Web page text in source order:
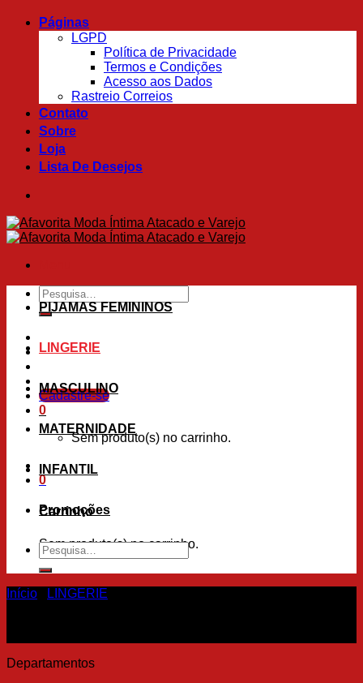
Skip
Páginas
LGPD
Política de Privacidade
Termos e Condições
Acesso aos Dados
Rastreio Correios
Contato
Sobre
Loja
Lista De Desejos
Pesquisar
por:
Cadastre-se
0
Sem produto(s) no carrinho.
0
Carrinho
Sem produto(s) no carrinho.
PIJAMAS FEMININOS
LINGERIE
MASCULINO
MATERNIDADE
INFANTIL
Promoções
Pesquisar
por:
Início LINGERIE
Departamentos